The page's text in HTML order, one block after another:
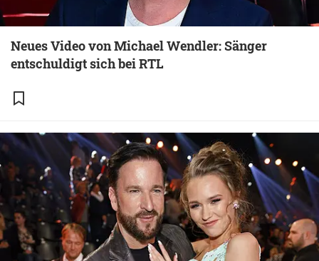
Neues Video von Michael Wendler: Sänger
entschuldigt sich bei RTL